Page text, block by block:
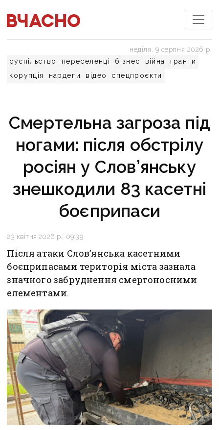
суспільство переселенці бізнес війна
гранти
корупція
нардепи відео спецпроєкти
неділя, 9 серпня 2026 р.
Смертельна загроза під
ногами: після обстрілу
росіян у Слов’янську
знешкодили 83 касетні
боєприпаси
23 квітня 2026 р., 09:39
Після атаки Слов’янська касетними
боєприпасами територія міста зазнала
значного забруднення смертоносними
елементами.